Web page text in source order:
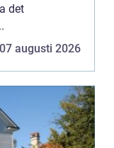
det
07 augusti 2026